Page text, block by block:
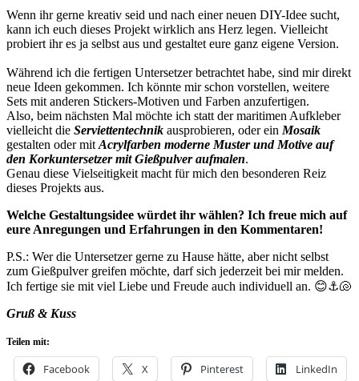
Wenn ihr gerne kreativ seid und nach einer neuen DIY-Idee sucht,
kann ich euch dieses Projekt wirklich ans Herz legen. Vielleicht
probiert ihr es ja selbst aus und gestaltet eure ganz eigene Version.
Während ich die fertigen Untersetzer betrachtet habe, sind mir direkt
neue Ideen gekommen. Ich könnte mir schon vorstellen, weitere
Sets mit anderen Stickers-Motiven und Farben anzufertigen.
Also, beim nächsten Mal möchte ich statt der maritimen Aufkleber
vielleicht die Serviettentechnik ausprobieren, oder ein Mosaik
gestalten oder mit Acrylfarben moderne Muster und Motive auf
den Korkuntersetzermit Gießpulveraufmalen.
Genau diese Vielseitigkeit macht für mich den besonderen Reiz
dieses Projekts aus.
Welche Gestaltungsidee würdet ihr wählen? Ich freue mich auf
eure Anregungen und Erfahrungen in den Kommentaren!
P.S.: Wer die Untersetzer gerne zu Hause hätte, aber nicht selbst
zum Gießpulver greifen möchte, darf sich jederzeit bei mir melden.
Ich fertige sie mit viel Liebe und Freude auch individuell an. 😊⚓🐚
Gruß & Kuss
Teilen mit:
Facebook X Pinterest LinkedIn